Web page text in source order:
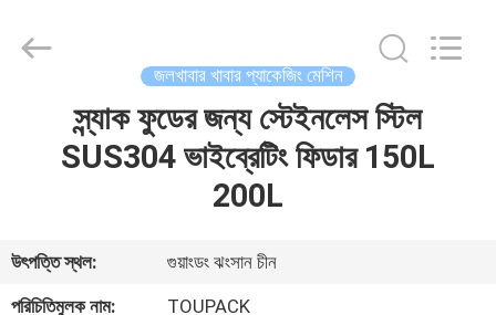
আমাদের
সম্পর্কে
জলখাবার খাবার প্যাকেজিং মেশিন
স্ন্যাক ফুডের জন্য স্টেইনলেস স্টিল
SUS304 ভাইব্রেটিং ফিডার 150L
200L
উৎপত্তি স্থল:
গুয়াংডং ঝংসান চীন
পরিচিতিমুলক নাম:
TOUPACK